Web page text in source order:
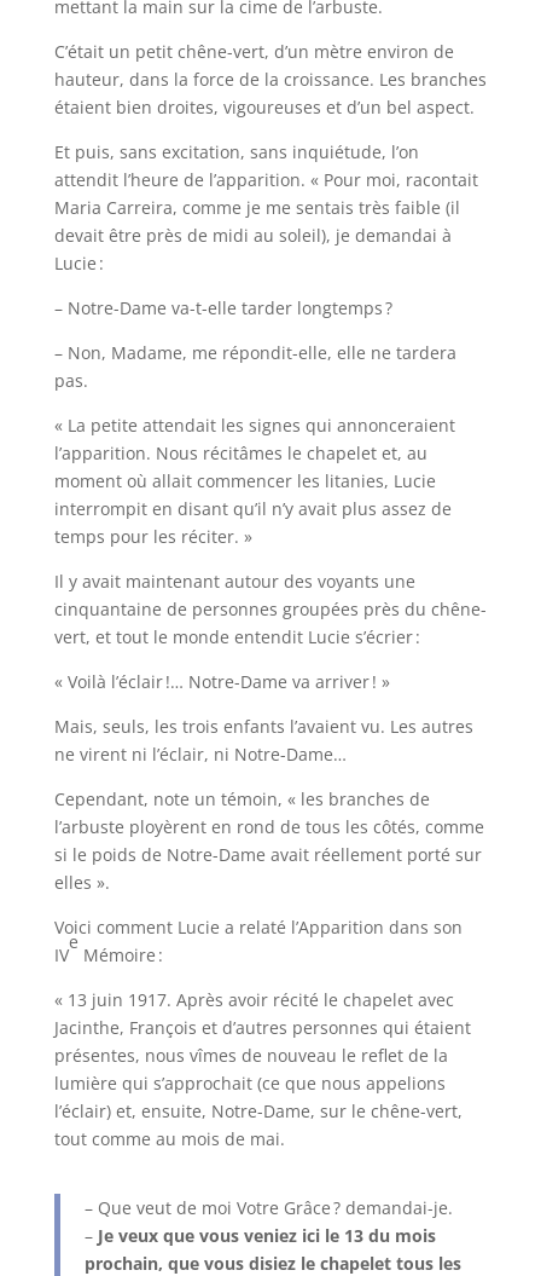
mettant la main sur la cime de l’arbuste.
C’était un petit chêne-vert, d’un mètre environ de
hauteur, dans la force de la croissance. Les branches
étaient bien droites, vigoureuses et d’un bel aspect.
Et puis, sans excitation, sans inquiétude, l’on
attendit l’heure de l’apparition. « Pour moi, racontait
Maria Carreira, comme je me sentais très faible (il
devait être près de midi au soleil), je demandai à
Lucie :
– Notre-Dame va-t-elle tarder longtemps ?
– Non, Madame, me répondit-elle, elle ne tardera
pas.
« La petite attendait les signes qui annonceraient
l’apparition. Nous récitâmes le chapelet et, au
moment où allait commencer les litanies, Lucie
interrompit en disant qu’il n’y avait plus assez de
temps pour les réciter. »
Il y avait maintenant autour des voyants une
cinquantaine de personnes groupées près du chêne-
vert, et tout le monde entendit Lucie s’écrier :
« Voilà l’éclair !… Notre-Dame va arriver ! »
Mais, seuls, les trois enfants l’avaient vu. Les autres
ne virent ni l’éclair, ni Notre-Dame…
Cependant, note un témoin, « les branches de
l’arbuste ployèrent en rond de tous les côtés, comme
si le poids de Notre-Dame avait réellement porté sur
elles ».
Voici comment Lucie a relaté l’Apparition dans son
IV
e
Mémoire :
« 13 juin 1917. Après avoir récité le chapelet avec
Jacinthe, François et d’autres personnes qui étaient
présentes, nous vîmes de nouveau le reflet de la
lumière qui s’approchait (ce que nous appelions
l’éclair) et, ensuite, Notre-Dame, sur le chêne-vert,
tout comme au mois de mai.
– Que veut de moi Votre Grâce ? demandai-je.
– Je veux que vous veniez ici le 13 du mois
prochain, que vous disiez le chapelet tous les